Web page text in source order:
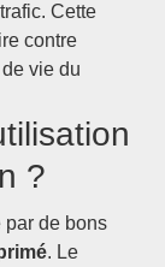
Cette
contre
vie du
?
par de bons
. Le